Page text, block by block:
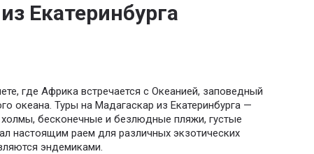
Екатеринбурга
где Африка встречается с Океанией, заповедный
океана. Туры на Мадагаскар из Екатеринбурга —
бесконечные и безлюдные пляжи, густые
настоящим раем для различных экзотических
эндемиками.